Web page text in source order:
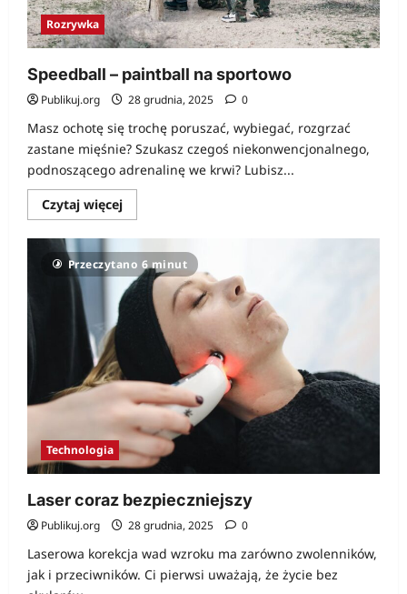
Rozrywka
Speedball – paintball na sportowo
Publikuj.org 28 grudnia, 2025 0
Masz ochotę się trochę poruszać, wybiegać, rozgrzać
zastane mięśnie? Szukasz czegoś niekonwencjonalnego,
podnoszącego adrenalinę we krwi? Lubisz...
Czytaj więcejDowiedz
się
o
Speedball
–
paintball
na
sportowo
Przeczytano 6 minut
Technologia
Laser coraz bezpieczniejszy
Publikuj.org 28 grudnia, 2025 0
Laserowa korekcja wad wzroku ma zarówno zwolenników,
jak i przeciwników. Ci pierwsi uważają, że życie bez